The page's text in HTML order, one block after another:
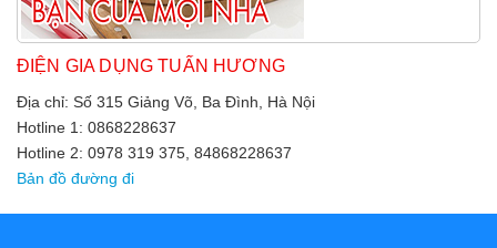
ĐIỆN GIA DỤNG TUẤN HƯƠNG
Địa chỉ: Số 315 Giảng Võ, Ba Đình, Hà Nội
Hotline 1: 0868228637
Hotline 2: 0978 319 375, 84868228637
Bản đồ đường đi